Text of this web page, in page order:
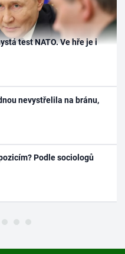
test NATO. Ve hře je i
nevystřelila na bránu,
Podle sociologů